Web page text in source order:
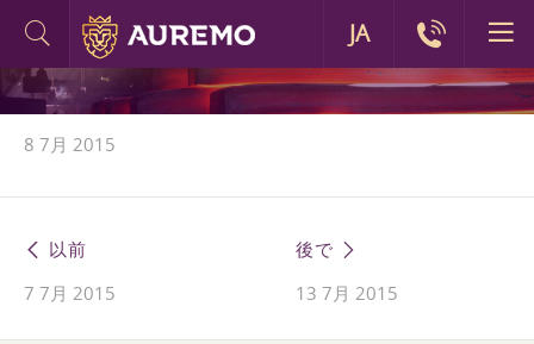
8 7月 2015
以前
7 7月 2015
後で
13 7月 2015
JA